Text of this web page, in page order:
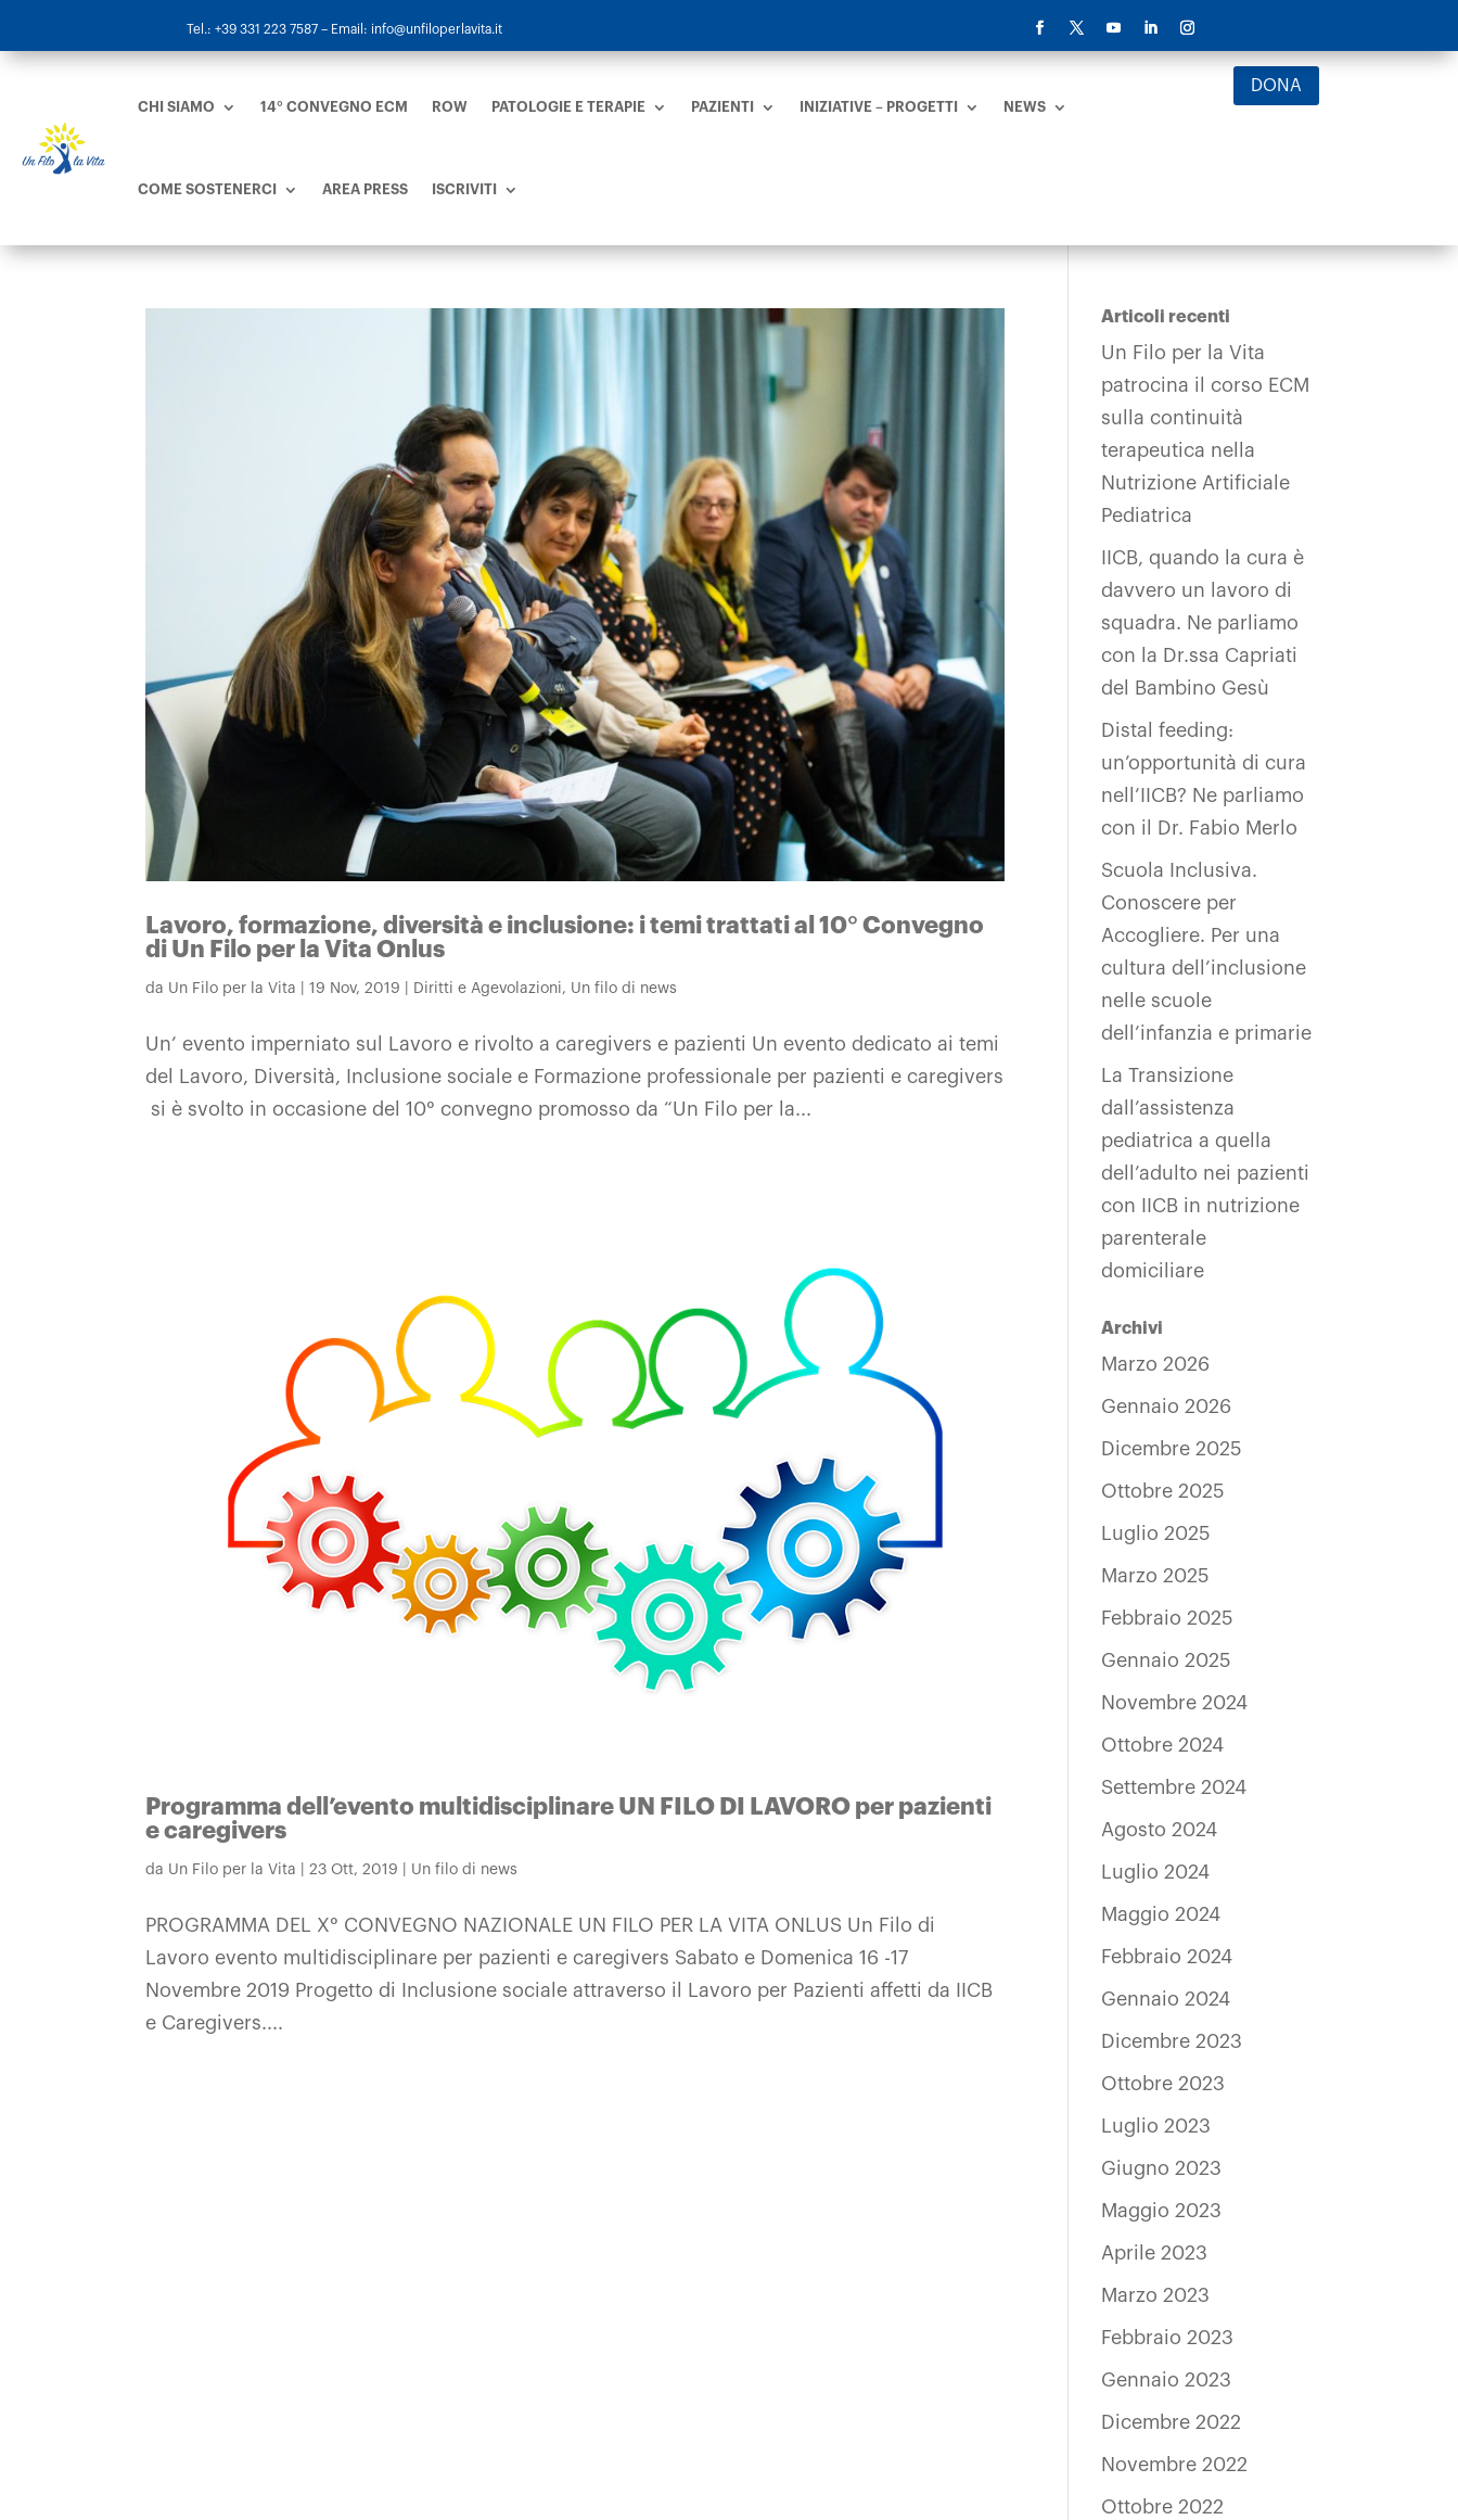
Tel.: +39 331 223 7587 – Email: info@unfiloperlavita.it
CHI SIAMO 14° CONVEGNO ECM ROW PATOLOGIE E TERAPIE PAZIENTI INIZIATIVE – PROGETTI NEWS
COME SOSTENERCI AREA PRESS ISCRIVITI
DONA
Lavoro, formazione, diversità e inclusione: i temi trattati al 10° Convegno
di Un Filo per la Vita Onlus
da Un Filo per la Vita |19 Nov, 2019 Diritti e Agevolazioni, Un filo di news
Un’ evento imperniato sul Lavoro e rivolto a caregivers e pazienti Un evento dedicato ai temi
del Lavoro, Diversità, Inclusione sociale e Formazione professionale per pazienti e caregivers
si è svolto in occasione del 10° convegno promosso da “Un Filo per la...
Programma dell’evento multidisciplinare UN FILO DI LAVORO per pazienti
e caregivers
da Un Filo per la Vita |23 Ott, 2019 Un filo di news
PROGRAMMA DEL X° CONVEGNO NAZIONALE UN FILO PER LA VITA ONLUS Un Filo di
Lavoro evento multidisciplinare per pazienti e caregivers Sabato e Domenica 16 -17
Novembre 2019 Progetto di Inclusione sociale attraverso il Lavoro per Pazienti affetti da IICB
e Caregivers....
Articoli recenti
Un Filo per la Vita
patrocina il corso ECM
sulla continuità
terapeutica nella
Nutrizione Artificiale
Pediatrica
IICB, quando la cura è
davvero un lavoro di
squadra. Ne parliamo
con la Dr.ssa Capriati
del Bambino Gesù
Distal feeding:
un’opportunità di cura
nell’IICB? Ne parliamo
con il Dr. Fabio Merlo
Scuola Inclusiva.
Conoscere per
Accogliere. Per una
cultura dell’inclusione
nelle scuole
dell’infanzia e primarie
La Transizione
dall’assistenza
pediatrica a quella
dell’adulto nei pazienti
con IICB in nutrizione
parenterale
domiciliare
Archivi
Marzo 2026
Gennaio 2026
Dicembre 2025
Ottobre 2025
Luglio 2025
Marzo 2025
Febbraio 2025
Gennaio 2025
Novembre 2024
Ottobre 2024
Settembre 2024
Agosto 2024
Luglio 2024
Maggio 2024
Febbraio 2024
Gennaio 2024
Dicembre 2023
Ottobre 2023
Luglio 2023
Giugno 2023
Maggio 2023
Aprile 2023
Marzo 2023
Febbraio 2023
Gennaio 2023
Dicembre 2022
Novembre 2022
Ottobre 2022